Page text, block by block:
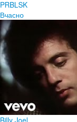
PRBLSK
Вчасно
Billy Joel